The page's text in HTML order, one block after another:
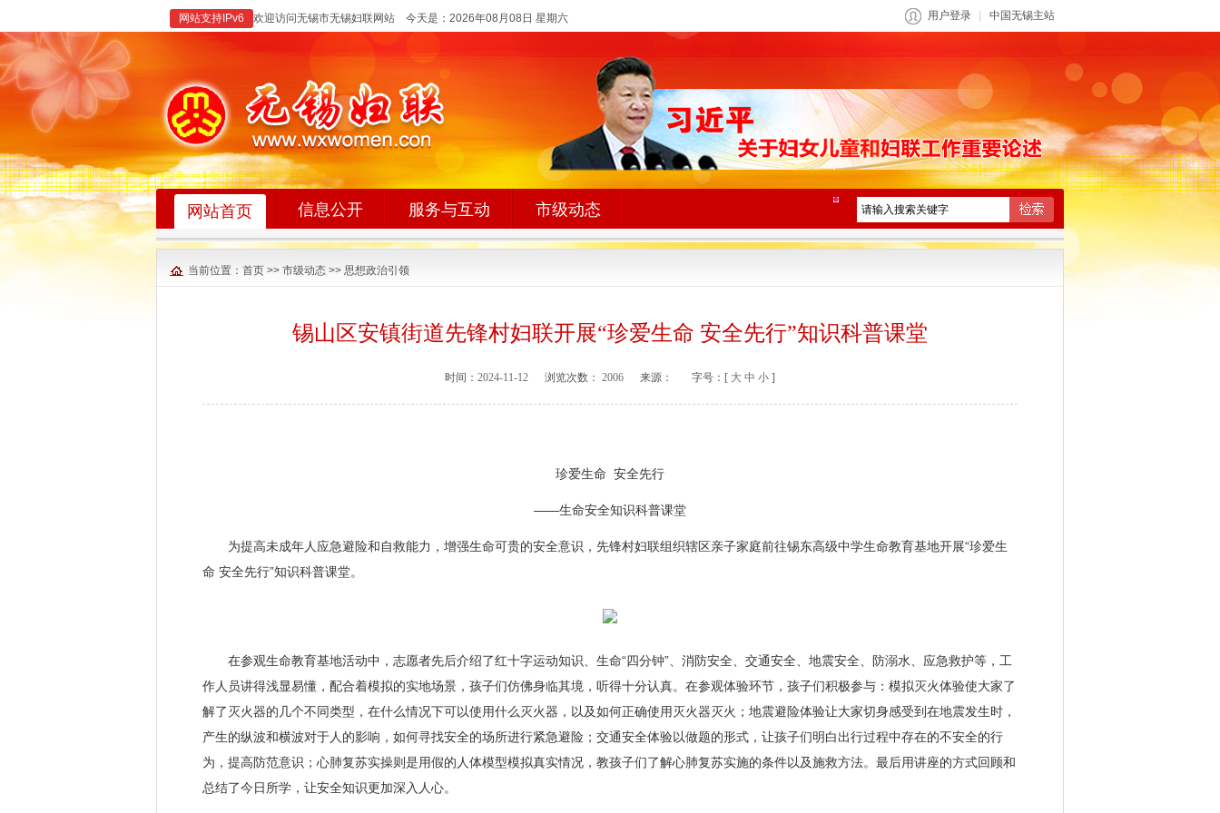
网站支持IPv6 欢迎访问无锡市无锡妇联网站 今天是： 2026年08月08日 星期六 用户登录 中国无锡主站
网站首页 信息公开 服务与互动 市级动态
当前位置： 首页 >> 市级动态 >> 思想政治引领
锡山区安镇街道先锋村妇联开展“珍爱生命 安全先行”知识科普课堂
时间： 2024-11-12 浏览次数： 2006 来源： 字号：[ 大 中 小 ]
珍爱生命 安全先行
——生命安全知识科普课堂
为提高未成年人应急避险和自救能力，增强生命可贵的安全意识，先锋村妇联组织辖区亲子家庭前往锡东高级中学生命教育基地开展“珍爱生
命 安全先行”知识科普课堂。
在参观生命教育基地活动中，志愿者先后介绍了红十字运动知识、生命“四分钟”、消防安全、交通安全、地震安全、防溺水、应急救护等，工
作人员讲得浅显易懂，配合着模拟的实地场景，孩子们仿佛身临其境，听得十分认真。在参观体验环节，孩子们积极参与：模拟灭火体验使大家了
解了灭火器的几个不同类型，在什么情况下可以使用什么灭火器，以及如何正确使用灭火器灭火；地震避险体验让大家切身感受到在地震发生时，
产生的纵波和横波对于人的影响，如何寻找安全的场所进行紧急避险；交通安全体验以做题的形式，让孩子们明白出行过程中存在的不安全的行
为，提高防范意识；心肺复苏实操则是用假的人体模型模拟真实情况，教孩子们了解心肺复苏实施的条件以及施救方法。最后用讲座的方式回顾和
总结了今日所学，让安全知识更加深入人心。